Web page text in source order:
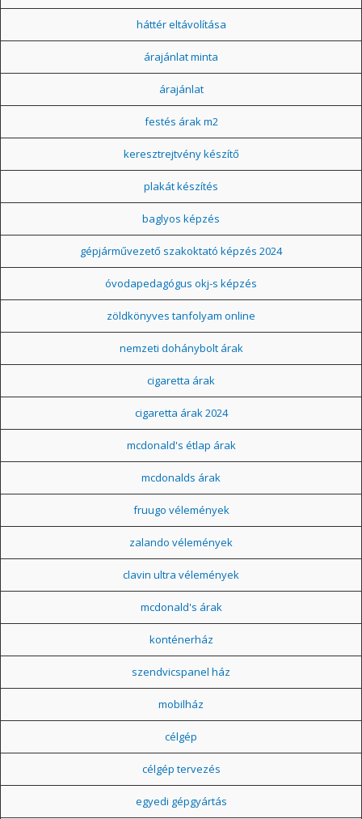
háttér eltávolítása
árajánlat minta
árajánlat
festés árak m2
keresztrejtvény készítő
plakát készítés
baglyos képzés
gépjárművezető szakoktató képzés 2024
óvodapedagógus okj-s képzés
zöldkönyves tanfolyam online
nemzeti dohánybolt árak
cigaretta árak
cigaretta árak 2024
mcdonald's étlap árak
mcdonalds árak
fruugo vélemények
zalando vélemények
clavin ultra vélemények
mcdonald's árak
konténerház
szendvicspanel ház
mobilház
célgép
célgép tervezés
egyedi gépgyártás